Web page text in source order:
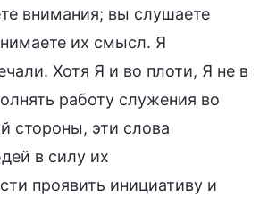
внимания; вы слушаете
их смысл. Я
Хотя Я и во плоти, Я не в
работу служения во
стороны, эти слова
в силу их
проявить инициативу и